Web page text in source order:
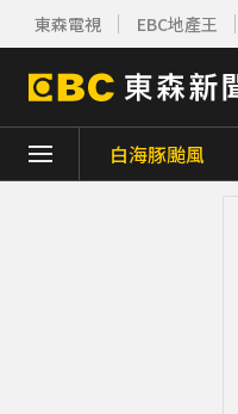
東森電視 EBC地產王
白海豚颱風